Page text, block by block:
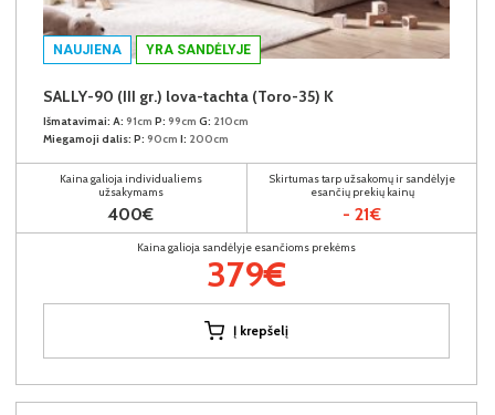
NAUJIENA YRA SANDĖLYJE
SALLY-90 (III gr.) lova-tachta (Toro-35) K
Išmatavimai: A: 91cm P: 99cm G: 210cm
Miegamoji dalis: P: 90cm I: 200cm
Kaina galioja individualiems
užsakymams
400€
Skirtumas tarp užsakomų ir sandėlyje
esančių prekių kainų
- 21€
Kaina galioja sandėlyje esančioms prekėms
379€
Į krepšelį